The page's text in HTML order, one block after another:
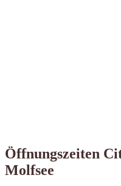
Öffnungszeiten
Molfsee